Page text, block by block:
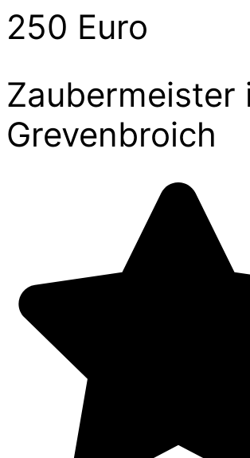
250 Euro
Zaubermeister
Grevenbroich